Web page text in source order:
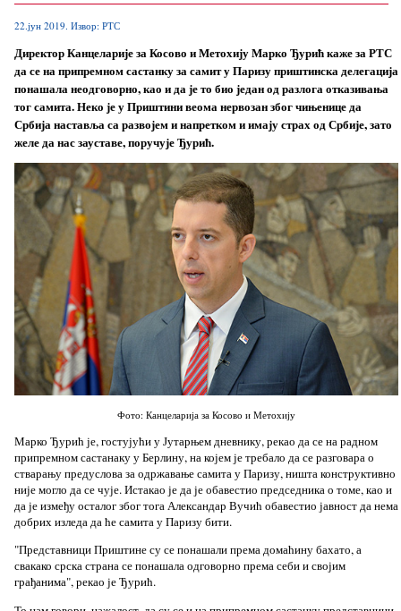
22.јун 2019. Извор: РТС
Директор Канцеларије за Косово и Метохију Марко Ђурић каже за РТС
да се на припремном састанку за самит у Паризу приштинска делегација
понашала неодговорно, као и да је то био један од разлога отказивања
тог самита. Неко је у Приштини веома нервозан због чињенице да
Србија наставља са развојем и напретком и имају страх од Србије, зато
желе да нас зауставе, поручује Ђурић.
Фото: Канцеларија за Косово и Метохију
Марко Ђурић је, гостујући у Јутарњем дневнику, рекао да се на радном
припремном састанаку у Берлину, на којем је требало да се разговара о
стварању предуслова за одржавање самита у Паризу, ништа конструктивно
није могло да се чује. Истакао је да је обавестио председника о томе, као и
да је између осталог због тога Александар Вучић обавестио јавност да нема
добрих изледа да ће самита у Паризу бити.
"Представници Приштине су се понашали према домаћину бахато, а
свакако срска страна се понашала одговорно према себи и својим
грађанима", рекао је Ђурић.